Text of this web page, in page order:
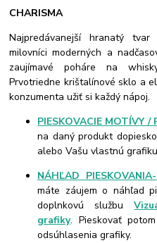
CHARISMA
Najpredávanejší hranatý
milovníci moderných a
zaujímavé poháre na
Prvotriedne krištalínové sklo a
konzumenta užiť si každý nápoj.
PIESKOVACIE MOTÍVY /
na daný produkt
alebo Vašu vlastnú
NÁHĽAD
máte záujem o náhľad
doplnkovú službu
grafiky. Pieskovať
odsúhlasenia grafiky.